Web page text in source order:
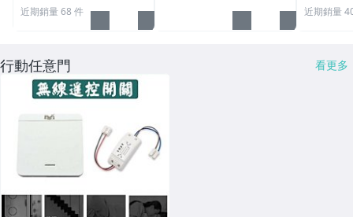
近期銷量 68 件 近期銷量
行動任意門 看更多